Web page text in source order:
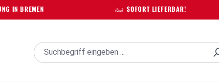
IN BREMEN SOFORT LIEFERBAR!